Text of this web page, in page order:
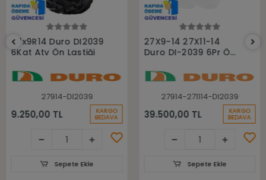
27x9R14 Duro DI2039
6Kat Atv Ön Lastiği
27914-DI2039
9.250,00 TL KARGO
BEDAVA
Sepete Ekle
27X9-14 27X11-14
Duro DI-2039 6Pr Ön
Lastiği
27914-271114-DI2039
39.500,00 TL KARGO
BEDAVA
Sepete Ekle